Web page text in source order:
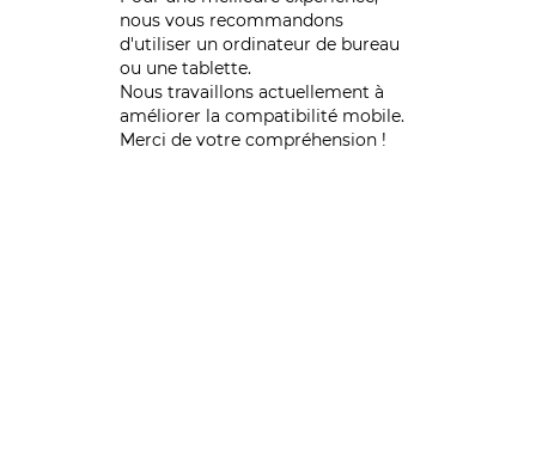
nous vous recommandons
d'utiliser un ordinateur de bureau
ou une tablette.
Nous travaillons actuellement à
améliorer la compatibilité mobile.
Merci de votre compréhension !